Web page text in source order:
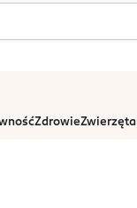
ZdrowieZwierzęta